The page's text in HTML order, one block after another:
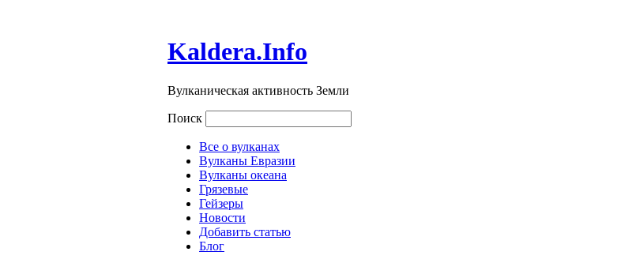
Kaldera.Info
Вулканическая активность Земли
Поиск
Все о вулканах
Вулканы Евразии
Вулканы океана
Грязевые
Гейзеры
Новости
Добавить статью
Блог